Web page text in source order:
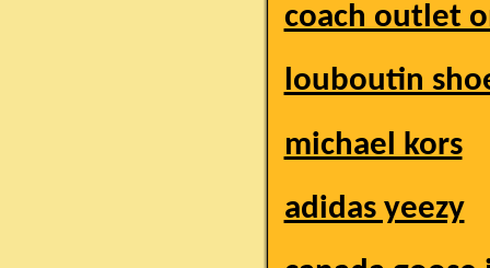
coach outlet
louboutin
michael kors
adidas yeezy